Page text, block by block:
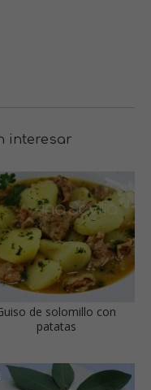
interesar
de solomillo con
patatas